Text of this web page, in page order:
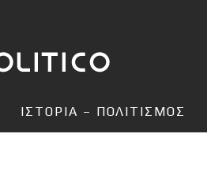
ΙΣΤΟΡΙΑ – ΠΟΛΙΤΙΣΜΟΣ